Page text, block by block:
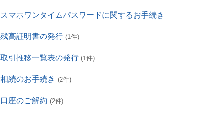
スマホワンタイムパスワードに関するお手続き
残高証明書の発行 (1件)
取引推移一覧表の発行 (1件)
相続のお手続き (2件)
口座のご解約 (2件)